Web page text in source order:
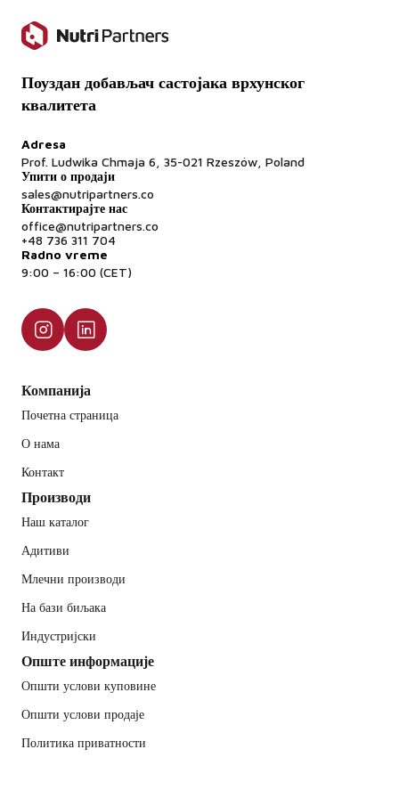
Поуздан добављач састојака врхунског
квалитета
Adresa
Prof. Ludwika Chmaja 6, 35-021 Rzeszów, Poland
Упити о продаји
sales@nutripartners.co
Контактирајте нас
office@nutripartners.co
+48 736 311 704
Radno vreme
9:00 – 16:00 (CET)
Компанија
Почетна страница
О нама
Контакт
Производи
Наш каталог
Адитиви
Млечни производи
На бази биљака
Индустријски
Опште информације
Општи услови куповине
Општи услови продаје
Политика приватности